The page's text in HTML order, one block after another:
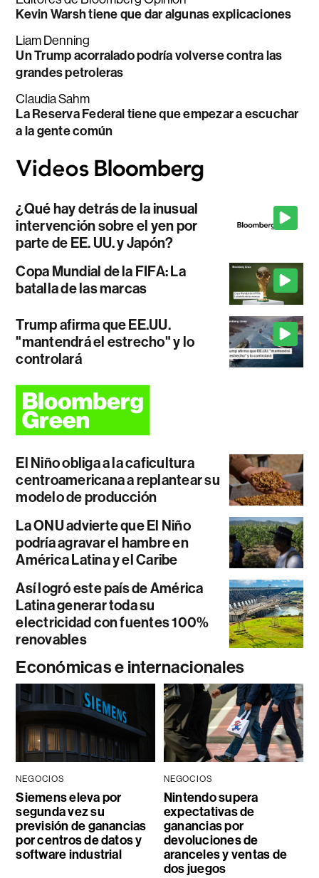
Kevin Warsh tiene que dar algunas explicaciones
Liam Denning
Un Trump acorralado podría volverse contra las
grandes petroleras
Claudia Sahm
La Reserva Federal tiene que empezar a escuchar
a la gente común
¿Qué hay detrás de la inusual
intervención sobre el yen por
parte de EE. UU. y Japón?
Copa Mundial de la FIFA: La
batalla de las marcas
Trump afirma que EE.UU.
"mantendrá el estrecho" y lo
controlará
El Niño obliga a la caficultura
centroamericana a replantear su
modelo de producción
La ONU advierte que El Niño
podría agravar el hambre en
América Latina y el Caribe
Así logró este país de América
Latina generar toda su
electricidad con fuentes 100%
renovables
Económicas e internacionales
NEGOCIOS
Siemens eleva por
segunda vez su
previsión de ganancias
por centros de datos y
software industrial
NEGOCIOS
Nintendo supera
expectativas de
ganancias por
devoluciones de
aranceles y ventas de
dos juegos